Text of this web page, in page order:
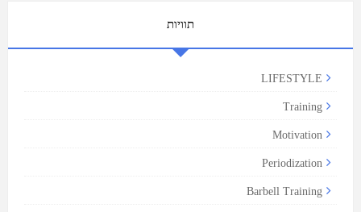
תוויות
LIFESTYLE
Training
Motivation
Periodization
Barbell Training